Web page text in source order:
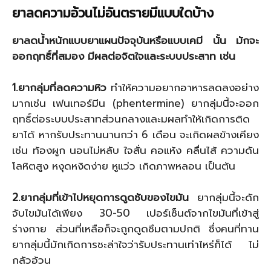
ยาลดความอ้วนไม่อันตรายมีแบบใดบ้าง
ยาลดน้ำหนักแบบยาแผนปัจจุบันหรือแบบเคมี นั้น มักจะ
ออกฤทธิ์ที่สมอง มีผลต่อจิตใจและระบบประสาท เช่น
1.ยากลุ่มที่ลดความหิว ทำให้ความอยากอาหารลดลงอย่าง
มากเช่น เฟนเทอร์มีน (phentermine) ยากลุ่มนี้จะออก
ฤทธิ์ต่อระบบประสาทส่วนกลางและมผลทำให้เกิดการติด
ยาได้ หากรับประทานนานกว่า 6 เดือน จะเกิดผลข้างเคียง
เช่น ท้องผูก นอนไม่หลับ ใจสั่น คอแห้ง คลื่นไส้ ความดัน
โลหิตสูง หงุดหงิดง่าย หูแว่ว เกิดภาพหลอน เป็นต้น
2.ยากลุ่มที่เข้าไปหยุดการดูดซับของไขมัน ยากลุ่มนี้จะดัก
จับไขมันได้เพียง 30-50 เปอร์เซ็นต์จากไขมันที่เข้าสู่
ร่างกาย ส่วนที่เหลือก็จะถูกดูดซึมตามปกติ ซึ่งคนที่ทาน
ยากลุ่มนี้มักเกิดการชะล่าใจว่ารับประทานเท่าไหร่ก็ได้ ไม่
กลัวอ้วน